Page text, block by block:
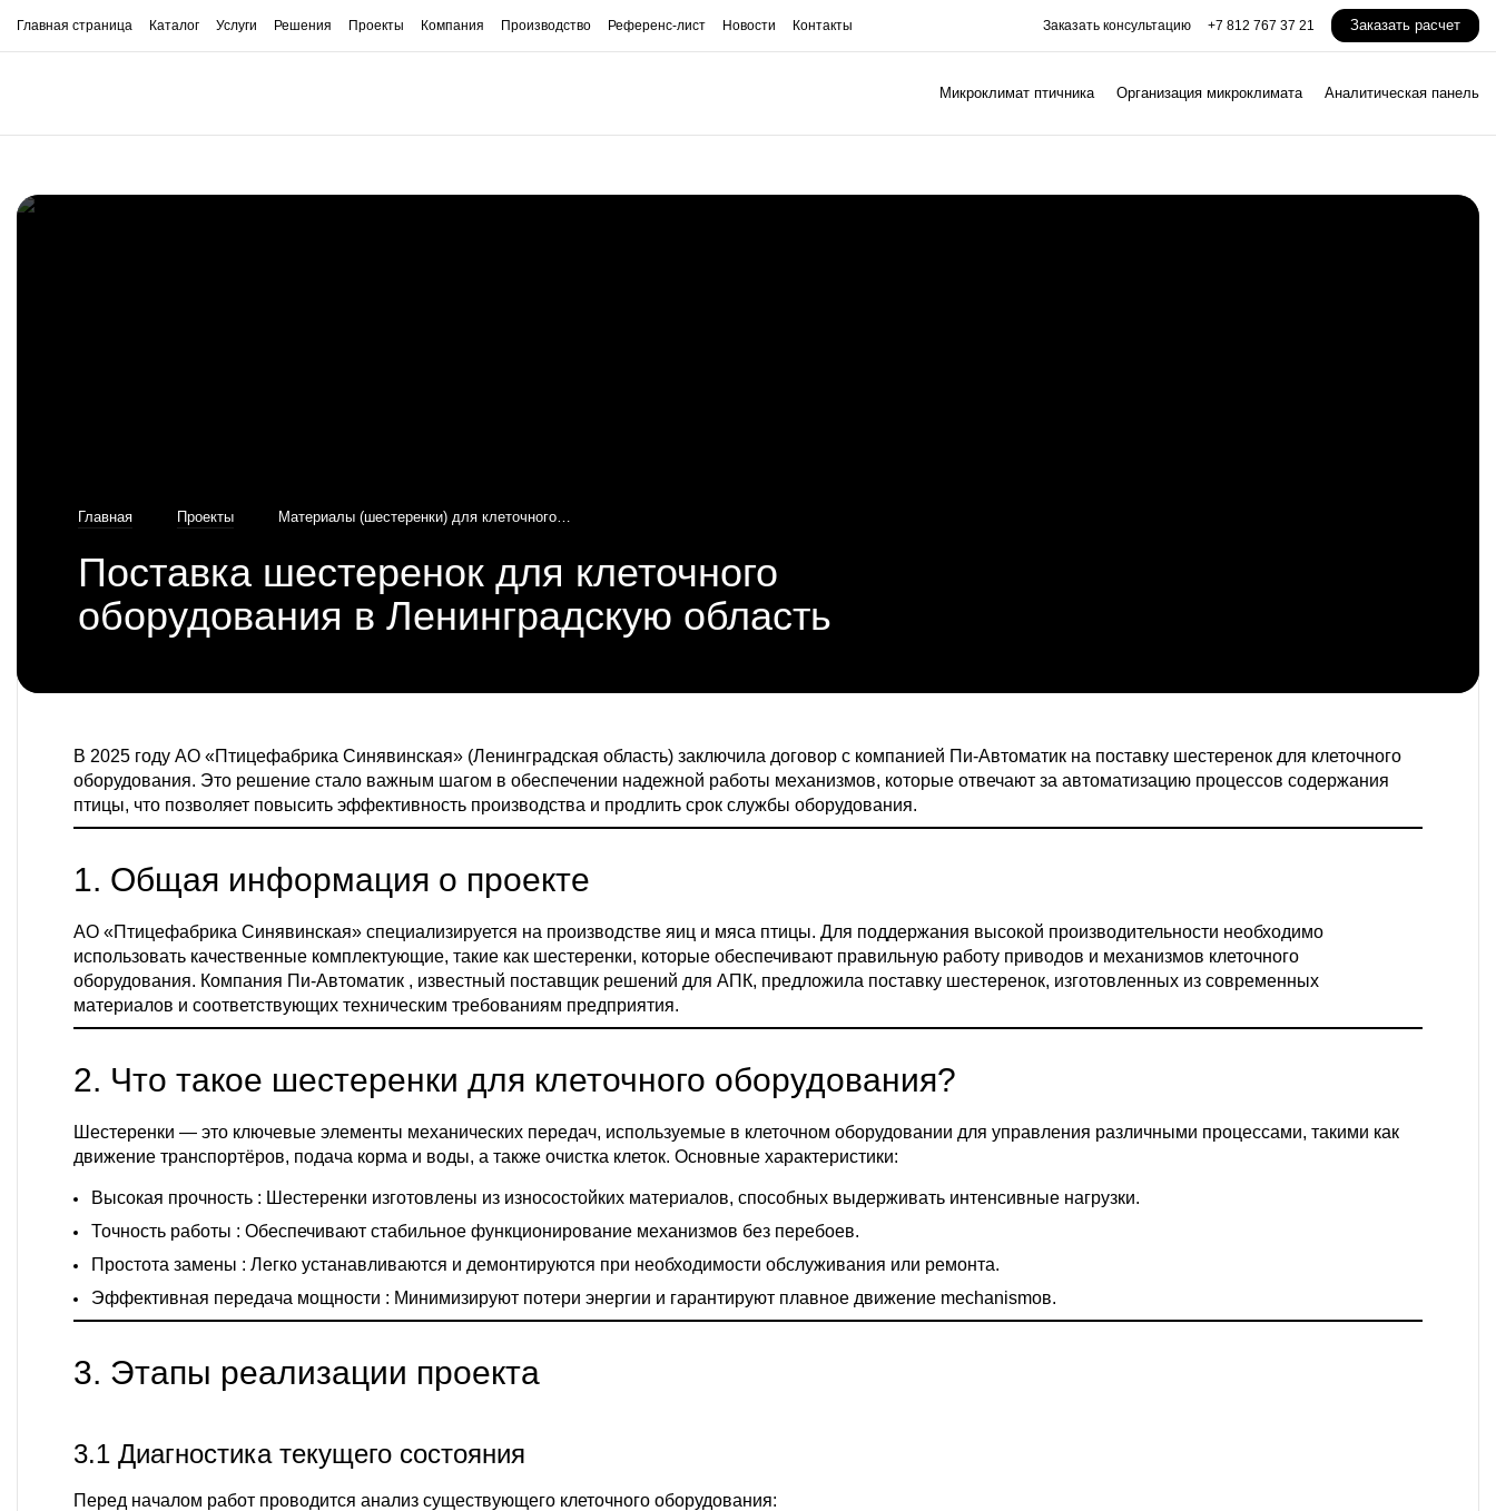
Главная страница Каталог Услуги Решения Проекты Компания Производство Референс-лист Новости Контакты Заказать консультацию +7 812 767 37 21 Заказать расчет
Микроклимат птичника Организация микроклимата Аналитическая панель
Главная Проекты
Материалы (шестеренки) для клеточного
Поставка шестеренок для клеточного
оборудования в Ленинградскую область
В 2025 году АО «Птицефабрика Синявинская» (Ленинградская область) заключила договор с компанией Пи-Автоматик на поставку шестеренок для клеточного
оборудования. Это решение стало важным шагом в обеспечении надежной работы механизмов, которые отвечают за автоматизацию процессов содержания
птицы, что позволяет повысить эффективность производства и продлить срок службы оборудования.
1. Общая информация о проекте
АО «Птицефабрика Синявинская» специализируется на производстве яиц и мяса птицы. Для поддержания высокой производительности необходимо
использовать качественные комплектующие, такие как шестеренки, которые обеспечивают правильную работу приводов и механизмов клеточного
оборудования. Компания Пи-Автоматик , известный поставщик решений для АПК, предложила поставку шестеренок, изготовленных из современных
материалов и соответствующих техническим требованиям предприятия.
2. Что такое шестеренки для клеточного оборудования?
Шестеренки — это ключевые элементы механических передач, используемые в клеточном оборудовании для управления различными процессами, такими как
движение транспортёров, подача корма и воды, а также очистка клеток. Основные характеристики:
Высокая прочность : Шестеренки изготовлены из износостойких материалов, способных выдерживать интенсивные нагрузки.
Точность работы : Обеспечивают стабильное функционирование механизмов без перебоев.
Простота замены : Легко устанавливаются и демонтируются при необходимости обслуживания или ремонта.
Эффективная передача мощности : Минимизируют потери энергии и гарантируют плавное движение mechanismов.
3. Этапы реализации проекта
3.1 Диагностика текущего состояния
Перед началом работ проводится анализ существующего клеточного оборудования: